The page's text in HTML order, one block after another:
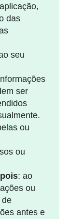
das
seu
ser
ou
ou
: ao
ou
de
antes e